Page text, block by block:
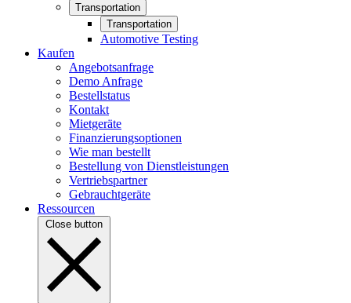
Transportation
Transportation
Automotive Testing
Kaufen
Angebotsanfrage
Demo Anfrage
Bestellstatus
Kontakt
Mietgeräte
Finanzierungsoptionen
Wie man bestellt
Bestellung von Dienstleistungen
Vertriebspartner
Gebrauchtgeräte
Ressourcen
Close button